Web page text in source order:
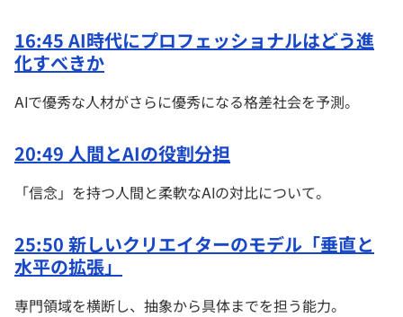
16:45 AI時代にプロフェッショナルはどう進
化すべきか
AIで優秀な人材がさらに優秀になる格差社会を予測。
20:49 人間とAIの役割分担
「信念」を持つ人間と柔軟なAIの対比について。
25:50 新しいクリエイターのモデル「垂直と
水平の拡張」
専門領域を横断し、抽象から具体までを担う能力。